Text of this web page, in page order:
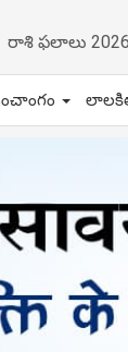
రాశి ఫలాలు 2026